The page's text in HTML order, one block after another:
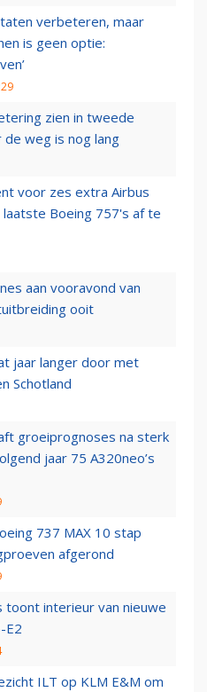
verbeteren, maar
is geen optie:
zien in tweede
de weg is nog lang
voor zes extra Airbus
Boeing 757's af te
aan vooravond van
ooit
jaar langer door met
Schotland
groeiprognoses na sterk
jaar 75 A320neo’s
737 MAX 10 stap
afgerond
toont interieur van nieuwe
E2
ILT op KLM E&M om